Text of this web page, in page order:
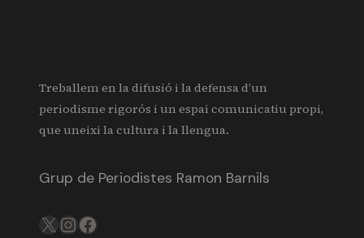
Treballem en la difusió i la defensa d’un
periodisme rigorós i un espai comunicatiu propi,
que uneixi la cultura i la llengua.
Grup de Periodistes Ramon Barnils
X IGFB